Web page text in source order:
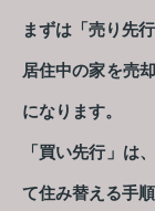
まずは「売り先
居住中の家を売
になります。
「買い先行」は
て住み替える手順